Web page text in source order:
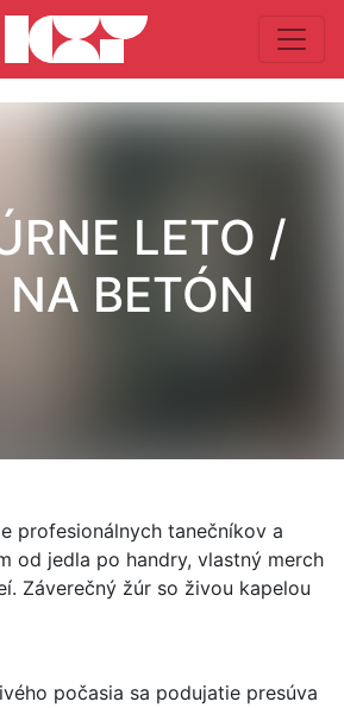
LETO /
BETÓN
profesionálnych tanečníkov a
od jedla po handry, vlastný merch
Záverečný žúr so živou kapelou
počasia sa podujatie presúva